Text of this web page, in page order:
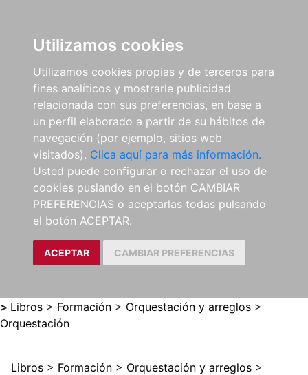
Utilizamos cookies
Utilizamos cookies propias y de terceros para
fines analíticos y mostrarle publicidad
relacionada con sus preferencias, en base a
un perfil elaborado a partir de su hábitos de
navegación (por ejemplo, sitios web
visitados). Clica aquí para más información.
Usted puede configurar o rechazar el uso de
cookies puslando en el botón CAMBIAR
PREFERENCIAS o aceptarlas todas pulsando
el botón ACEPTAR.
ACEPTAR CAMBIAR PREFERENCIAS
> Libros > Formación > Orquestación y arreglos >
Orquestación
Libros > Formación > Orquestación y arreglos >